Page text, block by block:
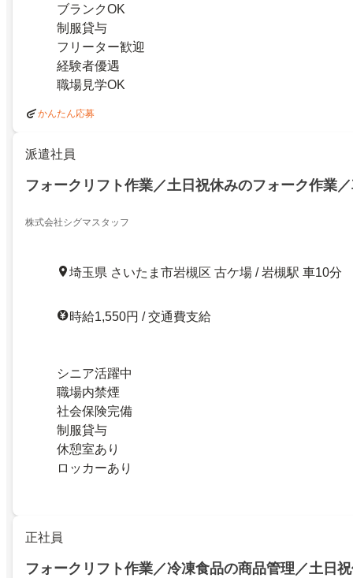
ブランクOK
制服貸与
フリーター歓迎
経験者優遇
職場見学OK
かんたん応募
派遣社員
フォークリフト作業／土日祝休みのフォーク作業
株式会社シグマスタッフ
埼玉県 さいたま市岩槻区 古ケ場 / 岩槻駅 車10分
時給1,550円 / 交通費支給
シニア活躍中
職場内禁煙
社会保険完備
制服貸与
休憩室あり
ロッカーあり
正社員
フォークリフト作業／冷凍食品の商品管理／土日